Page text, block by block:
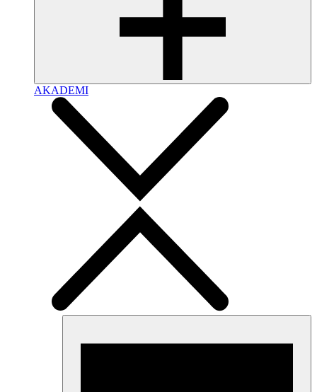
AKADEMI